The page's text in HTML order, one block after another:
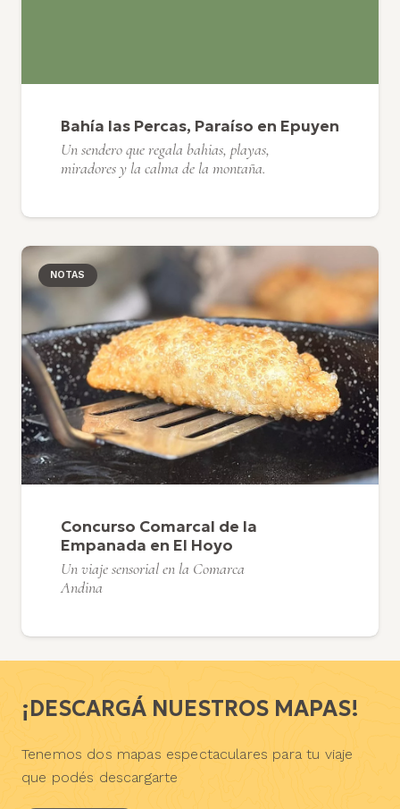
Bahía las Percas, Paraíso en Epuyen
Un sendero que regala bahias, playas,
miradores y la calma de la montaña.
NOTAS
Concurso Comarcal de la
Empanada en El Hoyo
Un viaje sensorial en la Comarca
Andina
¡DESCARGÁ NUESTROS MAPAS!
Tenemos dos mapas espectaculares para tu viaje
que podés descargarte